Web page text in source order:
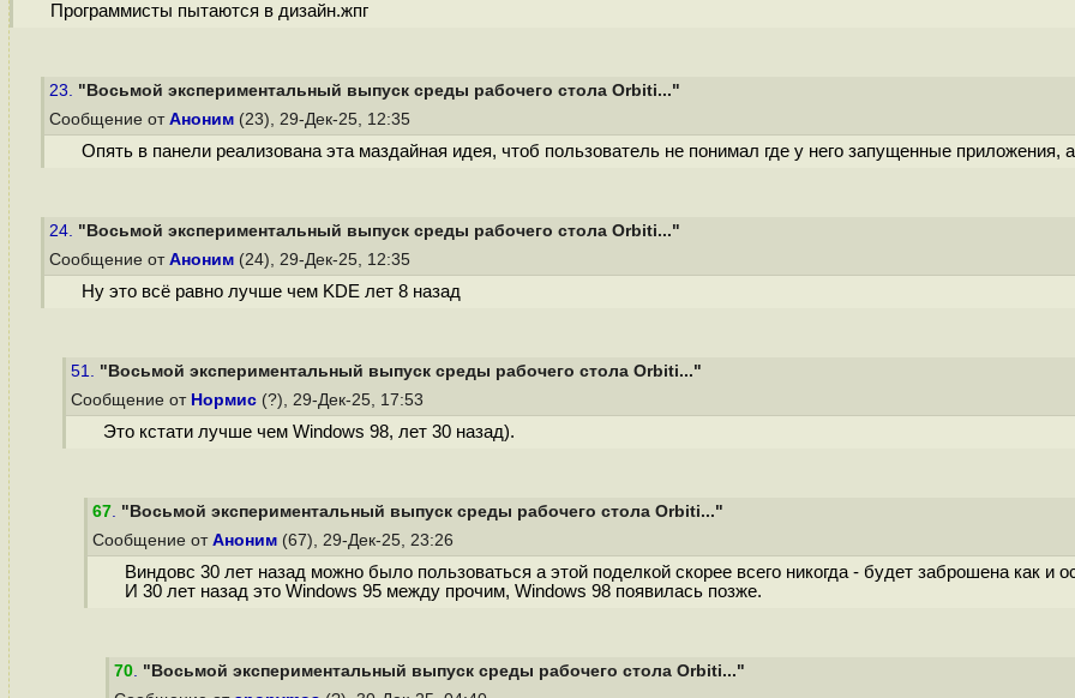
Программисты пытаются в дизайн.жпг
23. "Восьмой экспериментальный выпуск среды рабочего стола Orbiti..."
Сообщение от Аноним (23), 29-Дек-25, 12:35
Опять в панели реализована эта маздайная идея, чтоб пользователь не понимал где у него запущенные приложения,
24. "Восьмой экспериментальный выпуск среды рабочего стола Orbiti..."
Сообщение от Аноним (24), 29-Дек-25, 12:35
Ну это всё равно лучше чем KDE лет 8 назад
51. "Восьмой экспериментальный выпуск среды рабочего стола Orbiti..."
Сообщение от Нормис (?), 29-Дек-25, 17:53
Это кстати лучше чем Windows 98, лет 30 назад).
67. "Восьмой экспериментальный выпуск среды рабочего стола Orbiti..."
Сообщение от Аноним (67), 29-Дек-25, 23:26
Виндовс 30 лет назад можно было пользоваться а этой поделкой скорее всего никогда - будет заброшена как и
И 30 лет назад это Windows 95 между прочим, Windows 98 появилась позже.
70. "Восьмой экспериментальный выпуск среды рабочего стола Orbiti..."